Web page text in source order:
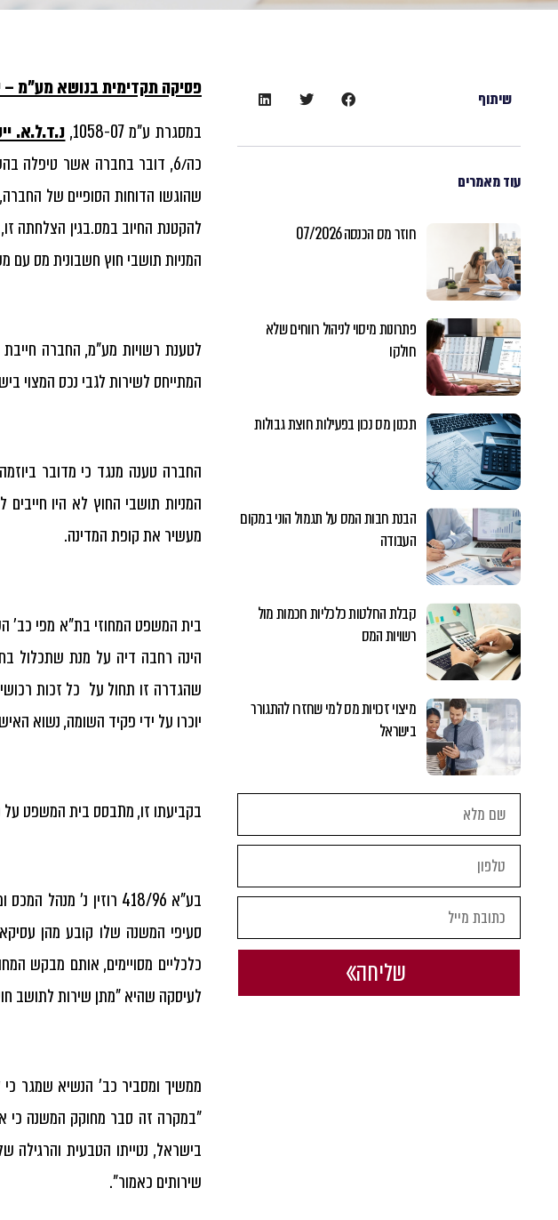
שיתוף
עוד מאמרים
חוזר מס הכנסה 07/2026
פתרונות מיסוי לניהול רווחים שלא
חולקו
תכנון מס נכון בפעילות חוצת גבולות
הבנת חבות המס על תגמול הוני במקום
העבודה
קבלת החלטות כלכליות חכמות מול
רשויות המס
מיצוי זכויות מס למי שחזרו להתגורר
בישראל
שליחה
פסיקה תקדימית בנושא מע"מ –
במסגרת ע"מ 1058-07,
נ.ד.ל.א.
כה/6, דובר בחברה אשר טיפלה
שהוגשו הדוחות הסופיים של
להקטנת החיוב במס.בגין הצלחתה
המניות תושבי חוץ חשבונית מס עם מע"מ
המתייחס לשירות לגבי נכס המצוי
החברה טענה מנגד כי מדובר
המניות תושבי החוץ לא היו
מעשיר את קופת המדינה.
הינה רחבה דיה על מנת שתכלול
שהגדרה זו תחול על כל זכות
יוכרו על ידי פקיד השומה, נשוא
בקביעתו זו, מתבסס בית המשפט על
סעיפי המשנה שלו קובע מהן
לעיסקה שהיא "מתן שירות לתושב
ממשיך ומסביר כב' הנשיא שמגר
"במקרה זה סבר מחוקק המשנה כי
בישראל, נטייתו הטבעית
שירותים כאמור".